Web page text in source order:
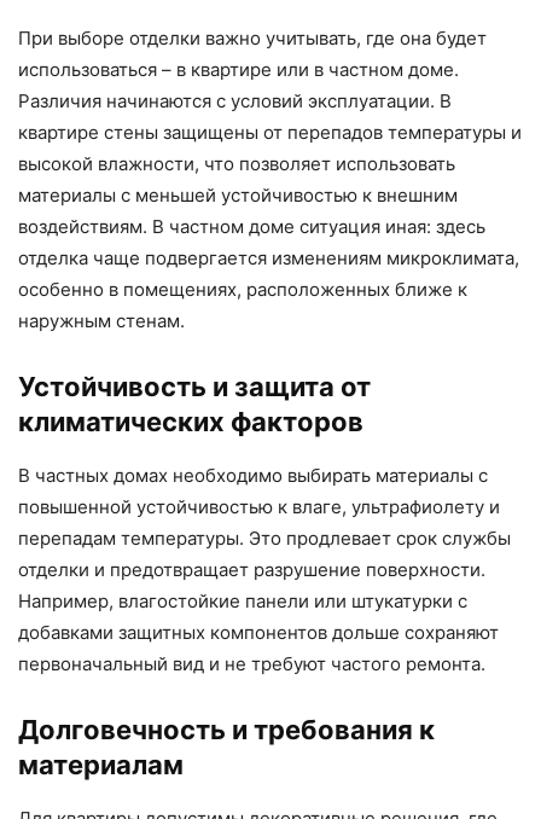
При выборе отделки важно учитывать, где она будет
использоваться – в квартире или в частном доме.
Различия начинаются с условий эксплуатации. В
квартире стены защищены от перепадов температуры и
высокой влажности, что позволяет использовать
материалы с меньшей устойчивостью к внешним
воздействиям. В частном доме ситуация иная: здесь
отделка чаще подвергается изменениям микроклимата,
особенно в помещениях, расположенных ближе к
наружным стенам.
Устойчивость и защита от
климатических факторов
В частных домах необходимо выбирать материалы с
повышенной устойчивостью к влаге, ультрафиолету и
перепадам температуры. Это продлевает срок службы
отделки и предотвращает разрушение поверхности.
Например, влагостойкие панели или штукатурки с
добавками защитных компонентов дольше сохраняют
первоначальный вид и не требуют частого ремонта.
Долговечность и требования к
материалам